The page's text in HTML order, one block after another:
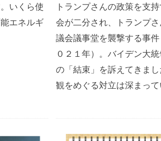
いくら使
エネルギ
トランプさんの政策を支
会が二分され、トランプ
議会議事堂を襲撃する事
０２１年）。バイデン大
の「結束」を訴えてきま
観をめぐる対立は深まって